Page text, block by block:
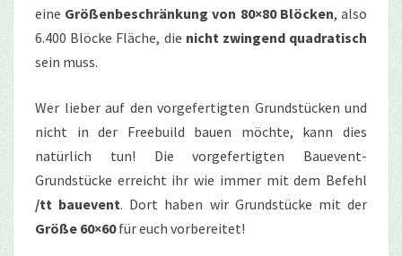
eine Größenbeschränkung von 80×80 Blöcken, also
6.400 Blöcke Fläche, die nicht zwingend quadratisch
sein muss.
Wer lieber auf den vorgefertigten Grundstücken und
nicht in der Freebuild bauen möchte, kann dies
natürlich tun! Die vorgefertigten Bauevent-
Grundstücke erreicht ihr wie immer mit dem Befehl
/tt bauevent. Dort haben wir Grundstücke mit der
Größe 60×60für euch vorbereitet!